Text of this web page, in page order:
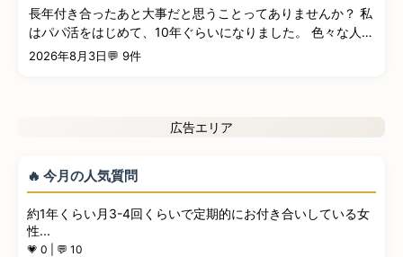
た。 色々な人に出会って、別れてを繰り返していま
すが合計300人以上に会いました。 その人たちの中
でた...
長年付き合ったあと大事だと思うことってありませんか？ 私
はパパ活をはじめて、10年ぐらいになりました。 色々な人に
出...
2026年8月3日💬 9件
広告エリア
🔥 今月の人気質問
約1年くらい月3-4回くらいで定期的にお付き合いしている女
性...
💗 0 | 💬 10